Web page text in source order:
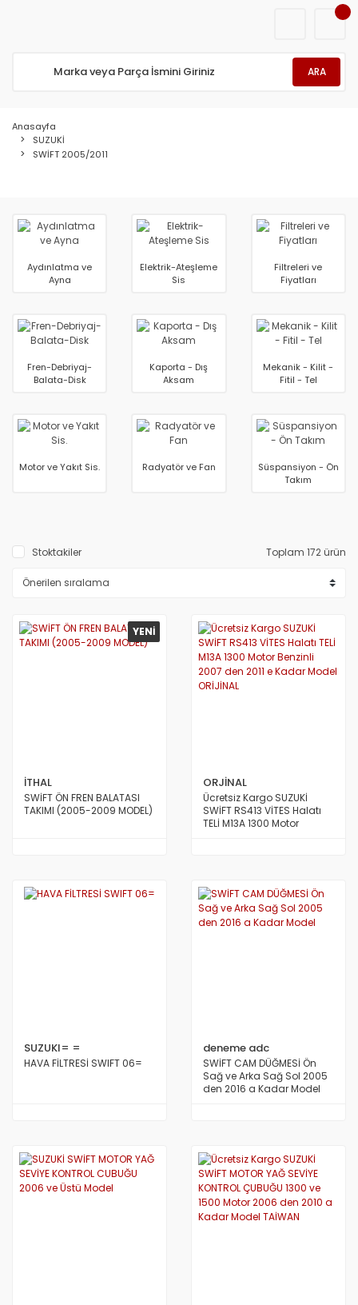
ARA
Anasayfa
SUZUKİ
SWİFT 2005/2011
Aydınlatma ve
Ayna
Elektrik-Ateşleme
Sis
Filtreleri ve
Fiyatları
Fren-Debriyaj-
Balata-Disk
Kaporta - Dış
Aksam
Mekanik - Kilit -
Fitil - Tel
Motor ve Yakıt Sis. Radyatör ve Fan
Süspansiyon - Ön
Takım
Stoktakiler Toplam 172 ürün
YENİ
İTHAL
SWİFT ÖN FREN BALATASI
TAKIMI (2005-2009 MODEL)
ORJİNAL
Ücretsiz Kargo SUZUKİ
SWİFT RS413 VİTES Halatı
TELİ M13A 1300 Motor
SUZUKI= =
HAVA FİLTRESİ SWIFT 06=
deneme adc
SWİFT CAM DÜĞMESİ Ön
Sağ ve Arka Sağ Sol 2005
den 2016 a Kadar Model